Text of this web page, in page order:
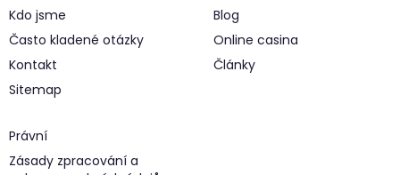
Kdo jsme
Často kladené otázky
Kontakt
Sitemap
Blog
Online casina
Články
Právní
Zásady zpracování a